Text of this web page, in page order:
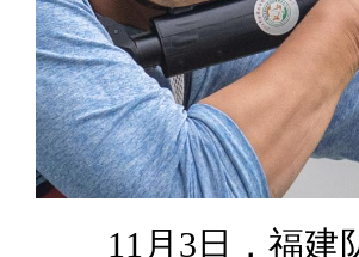
11月3日，福建